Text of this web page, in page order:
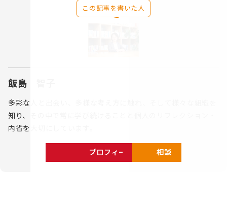
この記事を書いた人
飯島 智子
多彩な人と出会い、多様な考え方に触れ、そして様々な組織を
知り、その中で常に学び続けることと個人のリフレクション・
内省を大切にしています。
プロフィールを見る 相談する